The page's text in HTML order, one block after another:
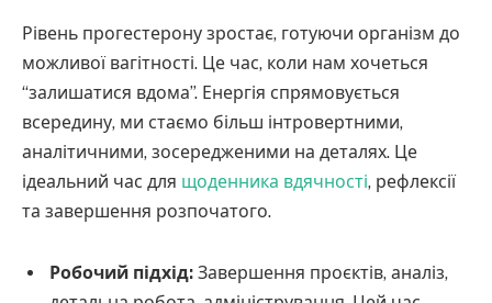
Рівень прогестерону зростає, готуючи організм до
можливої вагітності. Це час, коли нам хочеться
“залишатися вдома”. Енергія спрямовується
всередину, ми стаємо більш інтровертними,
аналітичними, зосередженими на деталях. Це
ідеальний час для щоденника вдячності, рефлексії
та завершення розпочатого.
Робочий підхід: Завершення проєктів, аналіз,